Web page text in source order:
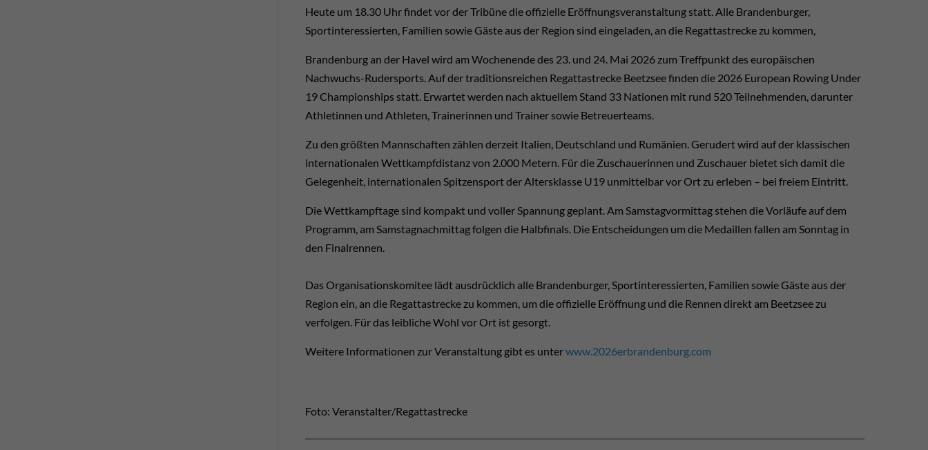
Heute um 18.30 Uhr findet vor der Tribüne die offizielle Eröffnungsveranstaltung statt. Alle Brandenburger,
Sportinteressierten, Familien sowie Gäste aus der Region sind eingeladen, an die Regattastrecke zu kommen,
Brandenburg an der Havel wird am Wochenende des 23. und 24. Mai 2026 zum Treffpunkt des europäischen
Nachwuchs-Rudersports. Auf der traditionsreichen Regattastrecke Beetzsee finden die 2026 European Rowing Under
19 Championships statt. Erwartet werden nach aktuellem Stand 33 Nationen mit rund 520 Teilnehmenden, darunter
Athletinnen und Athleten, Trainerinnen und Trainer sowie Betreuerteams.
Zu den größten Mannschaften zählen derzeit Italien, Deutschland und Rumänien. Gerudert wird auf der klassischen
internationalen Wettkampfdistanz von 2.000 Metern. Für die Zuschauerinnen und Zuschauer bietet sich damit die
Gelegenheit, internationalen Spitzensport der Altersklasse U19 unmittelbar vor Ort zu erleben – bei freiem Eintritt.
Die Wettkampftage sind kompakt und voller Spannung geplant. Am Samstagvormittag stehen die Vorläufe auf dem
Programm, am Samstagnachmittag folgen die Halbfinals. Die Entscheidungen um die Medaillen fallen am Sonntag in
den Finalrennen.
Das Organisationskomitee lädt ausdrücklich alle Brandenburger, Sportinteressierten, Familien sowie Gäste aus der
Region ein, an die Regattastrecke zu kommen, um die offizielle Eröffnung und die Rennen direkt am Beetzsee zu
verfolgen. Für das leibliche Wohl vor Ort ist gesorgt.
Weitere Informationen zur Veranstaltung gibt es unterwww.2026erbrandenburg.com
Foto: Veranstalter/Regattastrecke